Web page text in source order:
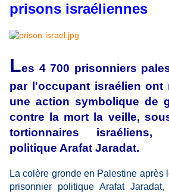
prisons israéliennes
Les 4 700 prisonniers
par l'occupant israélien ont
une action symbolique de
contre la mort la veille,
tortionnaires
politique Arafat Jaradat.
La colère gronde en Palestine après
prisonnier politique Arafat